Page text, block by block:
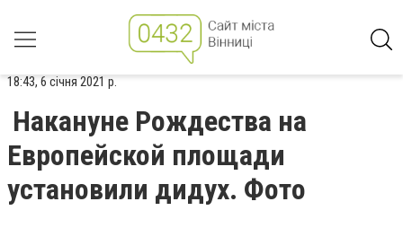
18:43, 6 січня 2021 р.
Накануне Рождества на
Европейской площади
установили дидух. Фото